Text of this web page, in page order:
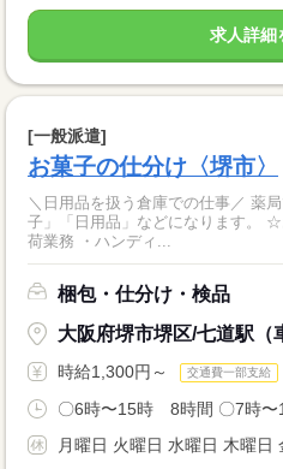
求人詳細
[一般派遣]
お菓子の仕分け〈堺市〉
＼日用品を扱う倉庫での仕事／ 薬
子」「日用品」などになります。 ☆お仕事内容☆ ・ピッキング ・出
荷業務 ・ハンディ...
梱包・仕分け・検品
大阪府堺市堺区/七道駅（
時給1,300円～ 交通費一部支給
〇6時〜15時 8時間 〇7時〜
月曜日 火曜日 水曜日 木曜日